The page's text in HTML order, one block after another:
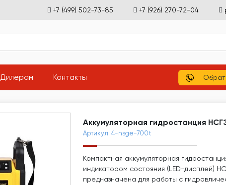
+7 (499) 502-73-85 +7 (926) 270-72-04
Дилерам (current)Контакты
Аккумуляторная гидростанция
Артикул: 4-nsge-700t
Компактная аккумуляторная
индикатором состояния (LED-дисплей)
предназначена для работы с